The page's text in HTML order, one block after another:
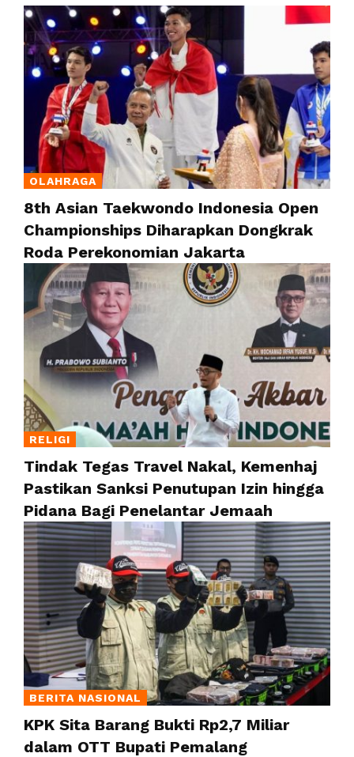
OLAHRAGA
8th Asian Taekwondo Indonesia Open
Championships Diharapkan Dongkrak
Roda Perekonomian Jakarta
RELIGI
Tindak Tegas Travel Nakal, Kemenhaj
Pastikan Sanksi Penutupan Izin hingga
Pidana Bagi Penelantar Jemaah
BERITA NASIONAL
KPK Sita Barang Bukti Rp2,7 Miliar
dalam OTT Bupati Pemalang